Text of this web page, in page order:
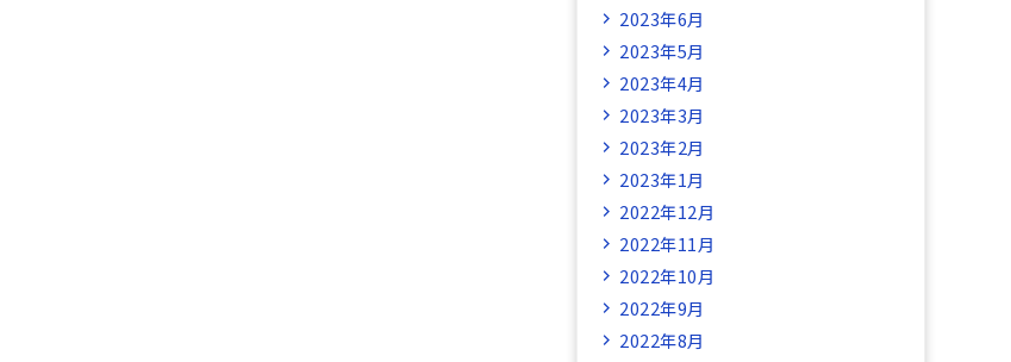
2023年6月
2023年5月
2023年4月
2023年3月
2023年2月
2023年1月
2022年12月
2022年11月
2022年10月
2022年9月
2022年8月